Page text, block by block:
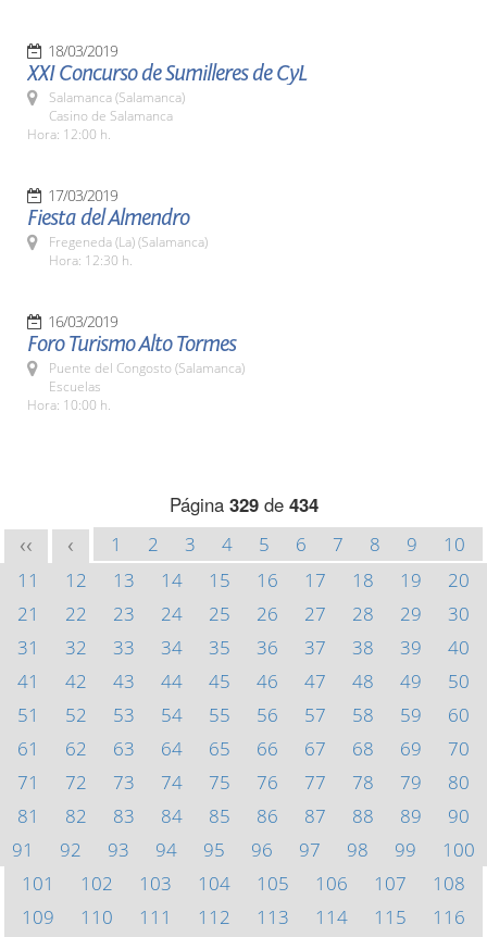
18/03/2019
XXI Concurso de Sumilleres de CyL
Salamanca (Salamanca)
Casino de Salamanca
Hora: 12:00 h.
17/03/2019
Fiesta del Almendro
Fregeneda (La) (Salamanca)
Hora: 12:30 h.
16/03/2019
Foro Turismo Alto Tormes
Puente del Congosto (Salamanca)
Escuelas
Hora: 10:00 h.
Página 329de 434
<< < 1 2 3 4 5 6 7 8 9
10
11
12 13 14 15 16 17 18 19
20
21
22 23 24 25 26 27 28 29
30
31
32 33 34 35 36 37 38 39
40
41
42 43 44 45 46 47 48 49
50
51
52 53 54 55 56 57 58 59
60
61
62 63 64 65 66 67 68 69
70
71
72 73 74 75 76 77 78 79
80
81
82 83 84 85 86 87 88 89
90
91
92 93 94 95 96 97 98 99
100
101
102 103 104 105 106 107
108
109
110 111 112 113 114 115
116